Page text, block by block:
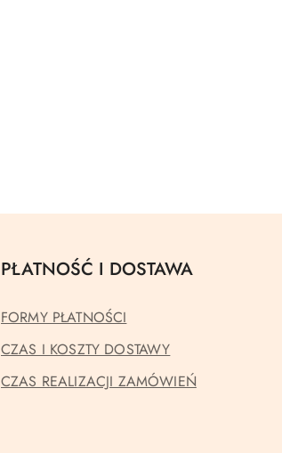
PŁATNOŚĆ I DOSTAWA
FORMY PŁATNOŚCI
CZAS I KOSZTY DOSTAWY
CZAS REALIZACJI ZAMÓWIEŃ